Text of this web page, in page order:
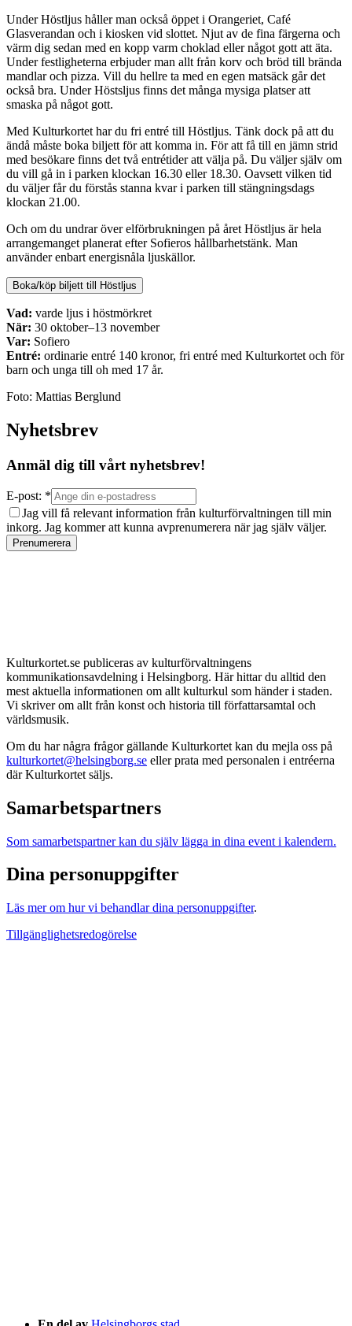
Under Höstljus håller man också öppet i Orangeriet, Café
Glasverandan och i kiosken vid slottet. Njut av de fina färgerna och
värm dig sedan med en kopp varm choklad eller något gott att äta.
Under festligheterna erbjuder man allt från korv och bröd till brända
mandlar och pizza. Vill du hellre ta med en egen matsäck går det
också bra. Under Höstsljus finns det många mysiga platser att
smaska på något gott.
Med Kulturkortet har du fri entré till Höstljus. Tänk dock på att du
ändå måste boka biljett för att komma in. För att få till en jämn strid
med besökare finns det två entrétider att välja på. Du väljer själv om
du vill gå in i parken klockan 16.30 eller 18.30. Oavsett vilken tid
du väljer får du förstås stanna kvar i parken till stängningsdags
klockan 21.00.
Och om du undrar över elförbrukningen på året Höstljus är hela
arrangemanget planerat efter Sofieros hållbarhetstänk. Man
använder enbart energisnåla ljuskällor.
Boka/köp biljett till Höstljus
Vad: varde ljus i höstmörkret
När: 30 oktober–13 november
Var: Sofiero
Entré: ordinarie entré 140 kronor, fri entré med Kulturkortet och för
barn och unga till oh med 17 år.
Foto: Mattias Berglund
Nyhetsbrev
Anmäl dig till vårt nyhetsbrev!
E-post: *
Jag vill få relevant information från kulturförvaltningen till min
inkorg. Jag kommer att kunna avprenumerera när jag själv väljer.
Prenumerera
Kulturkortet.se publiceras av kulturförvaltningens
kommunikationsavdelning i Helsingborg. Här hittar du alltid den
mest aktuella informationen om allt kulturkul som händer i staden.
Vi skriver om allt från konst och historia till författarsamtal och
världsmusik.
Om du har några frågor gällande Kulturkortet kan du mejla oss på
kulturkortet@helsingborg.se eller prata med personalen i entréerna
där Kulturkortet säljs.
Samarbetspartners
Som samarbetspartner kan du själv lägga in dina event i kalendern.
Dina personuppgifter
Läs mer om hur vi behandlar dina personuppgifter.
Tillgänglighetsredogörelse